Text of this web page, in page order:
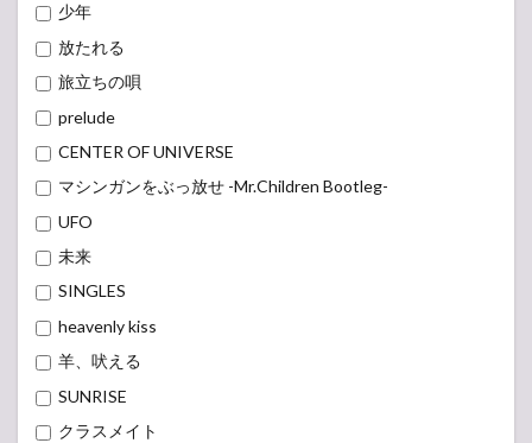
少年
放たれる
旅立ちの唄
prelude
CENTER OF UNIVERSE
マシンガンをぶっ放せ -Mr.Children Bootleg-
UFO
未来
SINGLES
heavenly kiss
羊、吠える
SUNRISE
クラスメイト